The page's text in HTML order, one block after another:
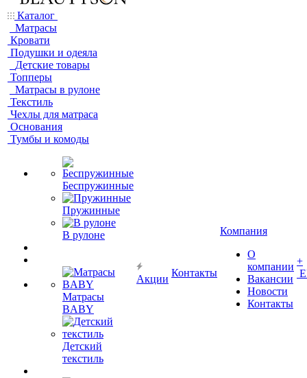
Каталог
Матрасы
Кровати
Подушки и одеяла
Детские товары
Топперы
Матрасы в рулоне
Текстиль
Чехлы для матраса
Основания
Тумбы и комоды
Беспружинные
Пружинные
В рулоне
Матрасы
BABY
Детский
текстиль
Акции
Контакты
Компания
О
компании
Вакансии
Новости
Контакты
+